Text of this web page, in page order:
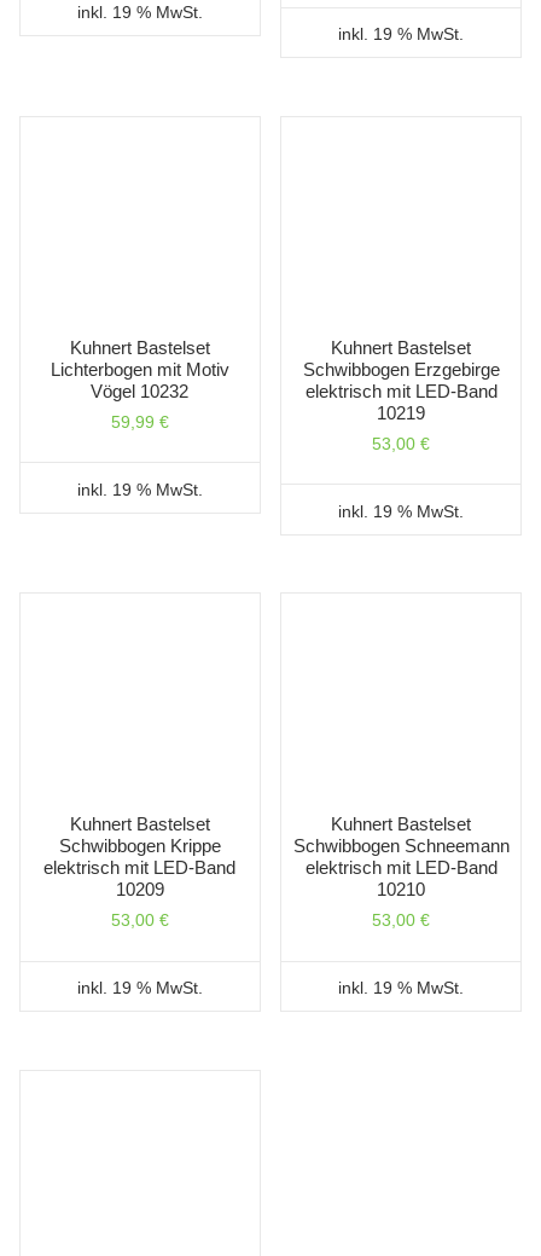
inkl. 19 % MwSt.
inkl. 19 % MwSt.
Kuhnert Bastelset
Lichterbogen mit Motiv
Vögel 10232
59,99 €
inkl. 19 % MwSt.
Kuhnert Bastelset
Schwibbogen Erzgebirge
elektrisch mit LED-Band
10219
53,00€
inkl. 19 % MwSt.
Kuhnert Bastelset
Schwibbogen Krippe
elektrisch mit LED-Band
10209
53,00 €
inkl. 19 % MwSt.
Kuhnert Bastelset
Schwibbogen Schneemann
elektrisch mit LED-Band
10210
53,00€
inkl. 19 % MwSt.